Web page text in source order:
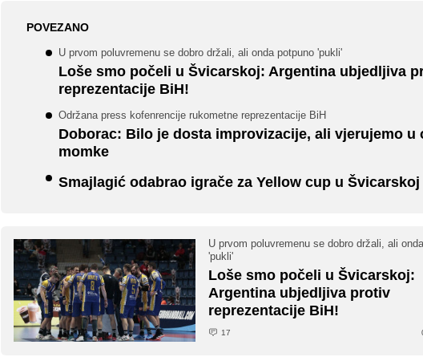
POVEZANO
U prvom poluvremenu se dobro držali, ali onda potpuno 'pukli'
Loše smo počeli u Švicarskoj: Argentina ubjedljiva
reprezentacije BiH!
Održana press kofenrencije rukometne reprezentacije BiH
Doborac: Bilo je dosta improvizacije, ali vjerujemo u
momke
Smajlagić odabrao igrače za Yellow cup u Švicarskoj
U prvom poluvremenu se dobro držali, ali
'pukli'
Loše smo počeli u Švicarskoj:
Argentina ubjedljiva protiv
reprezentacije BiH!
17